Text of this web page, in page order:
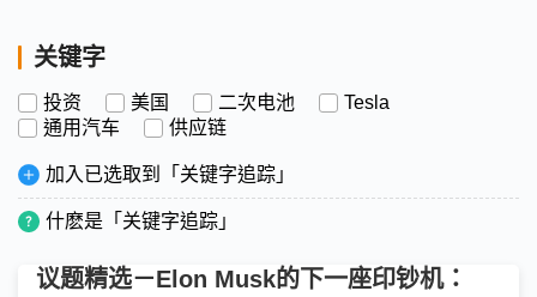
关键字
投资 美国 二次电池
Tesla
通用汽车
供应链
加入已选取到「关键字追踪」
什麽是「关键字追踪」
议题精选－Elon Musk的下一座印钞机：